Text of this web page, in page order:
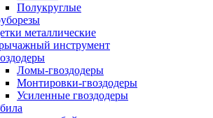
Полукруглые
металлические
инструмент
Ломы-гвоздодеры
Монтировки-гвоздодеры
Усиленные гвоздодеры